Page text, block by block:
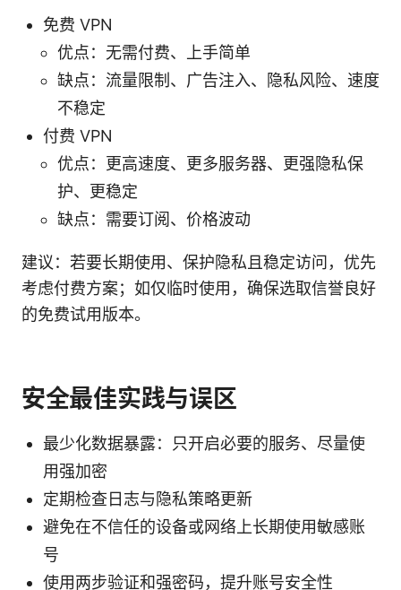
免费 VPN
优点：无需付费、上手简单
缺点：流量限制、广告注入、隐私风险、速度
不稳定
付费 VPN
优点：更高速度、更多服务器、更强隐私保
护、更稳定
缺点：需要订阅、价格波动
建议：若要长期使用、保护隐私且稳定访问，优先
考虑付费方案；如仅临时使用，确保选取信誉良好
的免费试用版本。
安全最佳实践与误区
最少化数据暴露：只开启必要的服务、尽量使
用强加密
定期检查日志与隐私策略更新
避免在不信任的设备或网络上长期使用敏感账
号
使用两步验证和强密码，提升账号安全性